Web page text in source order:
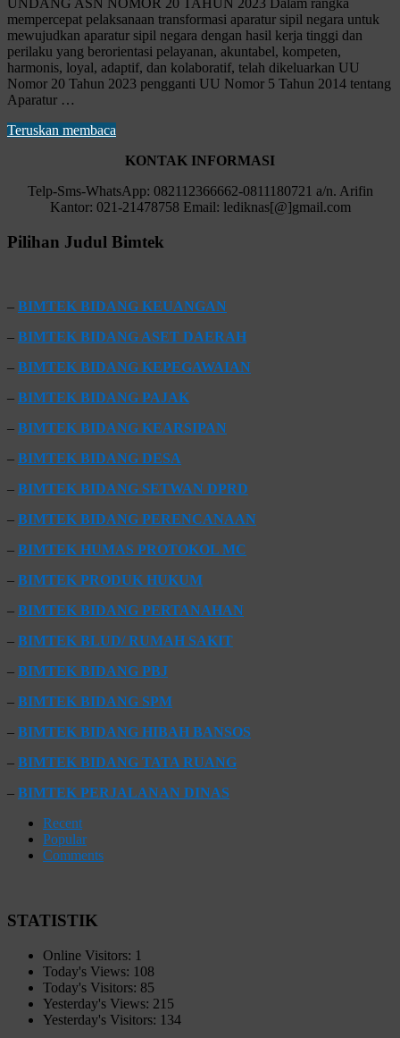
mempercepat pelaksanaan transformasi aparatur sipil negara untuk
mewujudkan aparatur sipil negara dengan hasil kerja tinggi dan
perilaku yang berorientasi pelayanan, akuntabel, kompeten,
harmonis, loyal, adaptif, dan kolaboratif, telah dikeluarkan UU
Nomor 20 Tahun 2023 pengganti UU Nomor 5 Tahun 2014 tentang
Aparatur …
Teruskan membaca
KONTAK INFORMASI
Telp-Sms-WhatsApp: 082112366662-0811180721 a/n. Arifin
Kantor: 021-21478758 Email: lediknas[@]gmail.com
Pilihan Judul Bimtek
– BIMTEK BIDANG KEUANGAN
– BIMTEK BIDANG ASET DAERAH
– BIMTEK BIDANG KEPEGAWAIAN
– BIMTEK BIDANG PAJAK
– BIMTEK BIDANG KEARSIPAN
– BIMTEK BIDANG DESA
– BIMTEK BIDANG SETWAN DPRD
– BIMTEK BIDANG PERENCANAAN
– BIMTEK HUMAS PROTOKOL MC
– BIMTEK PRODUK HUKUM
– BIMTEK BIDANG PERTANAHAN
– BIMTEK BLUD/ RUMAH SAKIT
– BIMTEK BIDANG PBJ
– BIMTEK BIDANG SPM
– BIMTEK BIDANG HIBAH BANSOS
– BIMTEK BIDANG TATA RUANG
– BIMTEK PERJALANAN DINAS
Recent
Popular
Comments
STATISTIK
Online Visitors: 1
Today's Views: 108
Today's Visitors: 85
Yesterday's Views: 215
Yesterday's Visitors: 134